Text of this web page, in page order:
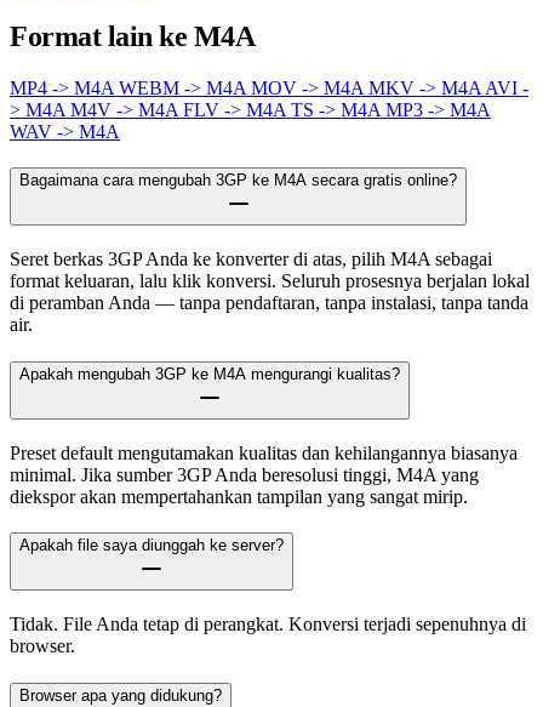
Format lain ke M4A
MP4 -> M4A WEBM -> M4A MOV -> M4A MKV -> M4A AVI -
> M4A M4V -> M4A FLV -> M4A TS -> M4A MP3 -> M4A
WAV -> M4A
Bagaimana cara mengubah 3GP ke M4A secara gratis online?
Seret berkas 3GP Anda ke konverter di atas, pilih M4A sebagai
format keluaran, lalu klik konversi. Seluruh prosesnya berjalan lokal
di peramban Anda — tanpa pendaftaran, tanpa instalasi, tanpa tanda
air.
Apakah mengubah 3GP ke M4A mengurangi kualitas?
Preset default mengutamakan kualitas dan kehilangannya biasanya
minimal. Jika sumber 3GP Anda beresolusi tinggi, M4A yang
diekspor akan mempertahankan tampilan yang sangat mirip.
Apakah file saya diunggah ke server?
Tidak. File Anda tetap di perangkat. Konversi terjadi sepenuhnya di
browser.
Browser apa yang didukung?